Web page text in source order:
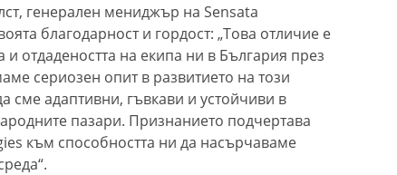
генерален мениджър на Sensata
благодарност и гордост: „Това отличие е
и отдадеността на екипа ни в България през
сериозен опит в развитието на този
сме адаптивни, гъвкави и устойчиви в
пазари. Признанието подчертава
към способността ни да насърчаваме